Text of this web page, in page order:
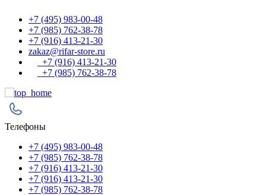
+7 (495) 983-00-48
+7 (985) 762-38-78
+7 (916) 413-21-30
zakaz@rifar-store.ru
+7 (916) 413-21-30
+7 (985) 762-38-78
Телефоны
+7 (495) 983-00-48
+7 (985) 762-38-78
+7 (916) 413-21-30
+7 (916) 413-21-30
+7 (985) 762-38-78